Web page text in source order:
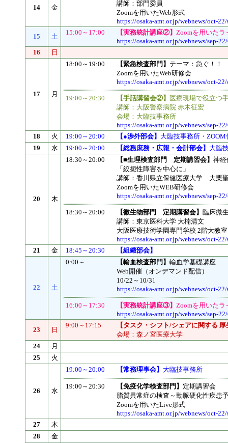
14 金
講師：部門委員
Zoomを用いたWeb形式
https://osaka-amt.or.jp/webnews/oct-22/
15
土
15:00～17:00 【実務統計講座②】 Zoomを用いたラ
https://osaka-amt.or.jp/webnews/sep-
16
日
17 月
18:00～19:00 【緊急検査部門】 テーマ：急ぐ！！
Zoomを用いたWeb研修会
https://osaka-amt.or.jp/webnews/oct-22/
19:00～20:30 【手話講習会②】 医療現場で役立つ
講師：大阪警察病院 赤木征宏
会場：大臨技事務所
https://osaka-amt.or.jp/webnews/sep-
18
火 19:00～20:00 【●渉外部会】 大臨技事務所・ZOOM
19
水 19:00～20:00 【総務庶務・広報・会計部会】 大臨
20 木
18:30～20:00 【■生理検査部門 定期講習会】 神経
「絞扼性障害を中心に」
講師：香川県立保健医療大学 大栗
Zoomを用いたWEB研修会
https://osaka-amt.or.jp/webnews/sep-
18:30～20:00 【微生物部門 定期講習会】 臨床微
講師：東京医科大学 大楠清文
大阪医療技術学園専門学校 2階大教
https://osaka-amt.or.jp/webnews/oct-22/
21
金 18:45～20:30 【組織部会】
22 土
0:00～ 【輸血検査部門】 輸血学基礎講座
Web開催（オンデマンド配信）
10/22～10/31
https://osaka-amt.or.jp/webnews/oct-22/
16:00～17:30 【実務統計講座③】 Zoomを用いたラ
https://osaka-amt.or.jp/webnews/sep-
23 日
9:00～17:15
【タスク・シフト/シェアに関する
会場：森ノ宮医療大学
24
月
25
火
26 水
19:00～20:00 【常務理事会】 大臨技事務所
19:00～20:30 【免疫化学検査部門】 定期講習会
脂質異常症の検査～動脈硬化性疾患
Zoomを用いたLive形式
https://osaka-amt.or.jp/webnews/oct-22/
27
木
28
金